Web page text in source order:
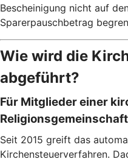
Bescheinigung nicht auf
Sparerpauschbetrag
Wie wird die
abgeführt?
Für Mitglieder einer
Religionsgemeinschaft
Seit 2015 greift das
Kirchensteuerverfahren.